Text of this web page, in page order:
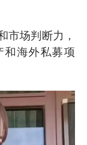
市场判断力，
海外私募项